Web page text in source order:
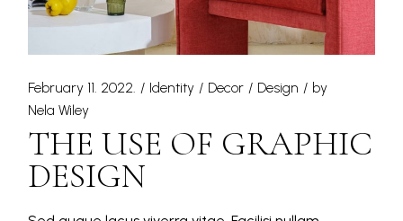
February 11. 2022. Identity Decor Design
by
Nela Wiley
THE USE OF GRAPHIC
DESIGN